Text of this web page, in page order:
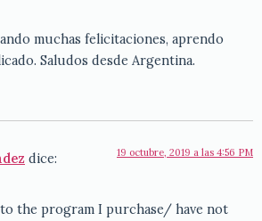
muchas felicitaciones, aprendo
Saludos desde Argentina.
dice: 19 octubre, 2019 a las 4:56 PM
the program I purchase/ have not